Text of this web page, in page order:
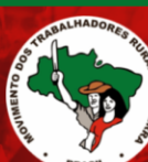
Pular
para
o
conteúdo